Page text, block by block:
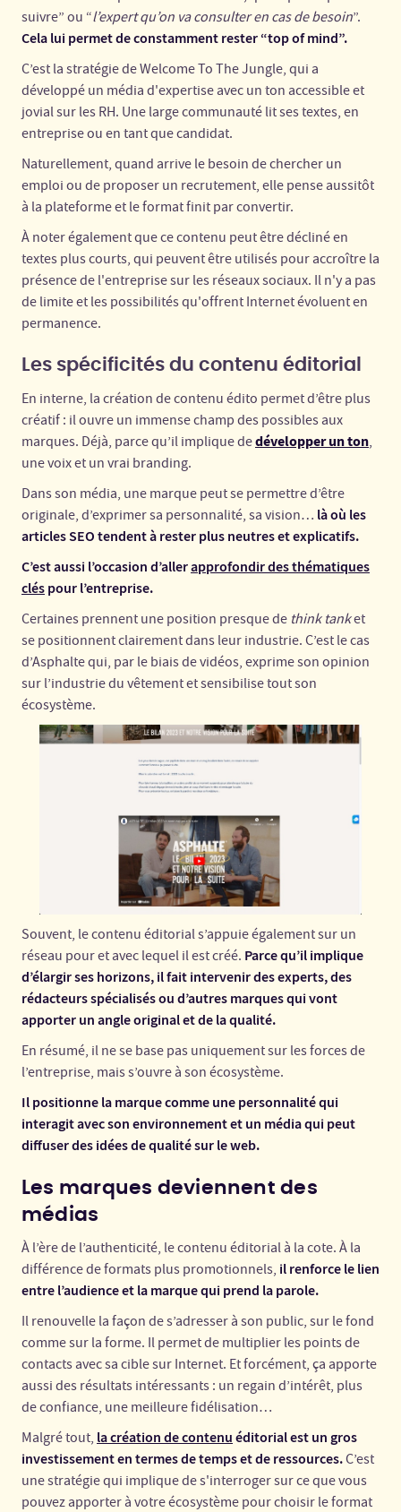
suivre” ou “l’expert qu’on va consulter en cas de besoin”.
Cela lui permet de constamment rester “top of mind”.
C’est la stratégie de Welcome To The Jungle, qui a
développé un média d'expertise avec un ton accessible et
jovial sur les RH. Une large communauté lit ses textes, en
entreprise ou en tant que candidat.
Naturellement, quand arrive le besoin de chercher un
emploi ou de proposer un recrutement, elle pense aussitôt
à la plateforme et le format finit par convertir.
À noter également que ce contenu peut être décliné en
textes plus courts, qui peuvent être utilisés pour accroître la
présence de l'entreprise sur les réseaux sociaux. Il n'y a pas
de limite et les possibilités qu'offrent Internet évoluent en
permanence.
Les spécificités du contenu éditorial
En interne, la création de contenu édito permet d’être plus
créatif : il ouvre un immense champ des possibles aux
marques. Déjà, parce qu’il implique dedévelopper un ton,
une voix et un vrai branding.
Dans son média, une marque peut se permettre d’être
originale, d’exprimer sa personnalité, sa vision… là où les
articles SEO tendent à rester plus neutres et explicatifs.
C’est aussi l’occasion d’allerapprofondir des thématiques
cléspour l’entreprise.
Certaines prennent une position presque de think tanket
se positionnent clairement dans leur industrie. C’est le cas
d’Asphalte qui, par le biais de vidéos, exprime son opinion
sur l’industrie du vêtement et sensibilise tout son
écosystème.
Souvent, le contenu éditorial s’appuie également sur un
réseau pour et avec lequel il est créé. Parce qu’il implique
d’élargir ses horizons, il fait intervenir des experts, des
rédacteurs spécialisés ou d’autres marques qui vont
apporter un angle original et de la qualité.
En résumé, il ne se base pas uniquement sur les forces de
l’entreprise, mais s’ouvre à son écosystème.
Il positionne la marque comme une personnalité qui
interagit avec son environnement et un média qui peut
diffuser des idées de qualité sur le web.
Les marques deviennent des
médias
À l’ère de l’authenticité, le contenu éditorial à la cote. À la
différence de formats plus promotionnels, il renforce le lien
entre l’audience et la marque qui prend la parole.
Il renouvelle la façon de s’adresser à son public, sur le fond
comme sur la forme. Il permet de multiplier les points de
contacts avec sa cible sur Internet. Et forcément, ça apporte
aussi des résultats intéressants : un regain d’intérêt, plus
de confiance, une meilleure fidélisation…
Malgré tout, la création de contenuéditorial est un gros
investissement en termes de temps et de ressources.C’est
une stratégie qui implique de s'interroger sur ce que vous
pouvez apporter à votre écosystème pour choisir le format